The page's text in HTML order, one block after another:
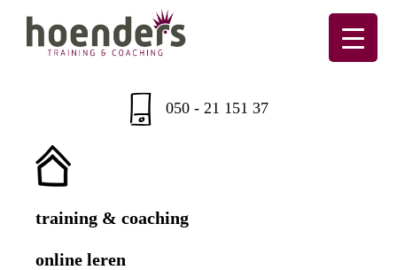
Skip
Skip
Skip
050 - 21 151 37
training & coaching
online leren